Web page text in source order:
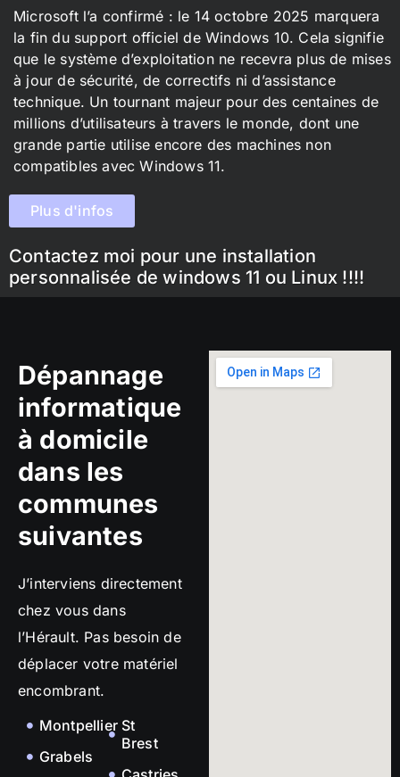
Microsoft l’a confirmé : le 14 octobre 2025 marquera
la fin du support officiel de Windows 10. Cela signifie
que le système d’exploitation ne recevra plus de mises
à jour de sécurité, de correctifs ni d’assistance
technique. Un tournant majeur pour des centaines de
millions d’utilisateurs à travers le monde, dont une
grande partie utilise encore des machines non
compatibles avec Windows 11.
Plus d'infos
Contactez moi pour une installation
personnalisée de windows 11 ou Linux !!!!
Dépannage
informatique
à domicile
dans les
communes
suivantes
J’interviens directement
chez vous dans
l’Hérault. Pas besoin de
déplacer votre matériel
encombrant.
Montpellier
Grabels
St
Brest